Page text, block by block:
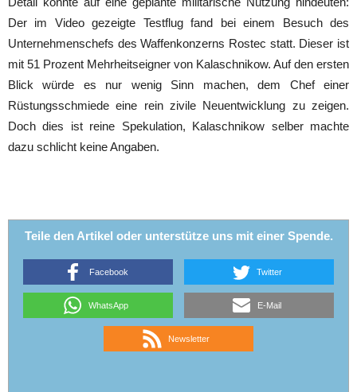
Der im Video gezeigte Testflug fand bei einem Besuch des
Unternehmenschefs des Waffenkonzerns Rostec statt. Dieser ist
mit 51 Prozent Mehrheitseigner von Kalaschnikow. Auf den ersten
Blick würde es nur wenig Sinn machen, dem Chef einer
Rüstungsschmiede eine rein zivile Neuentwicklung zu zeigen.
Doch dies ist reine Spekulation, Kalaschnikow selber machte
dazu schlicht keine Angaben.
Teile den Artikel oder unterstütze uns mit einer Spende.
Facebook Twitter
WhatsApp E-Mail
Newsletter